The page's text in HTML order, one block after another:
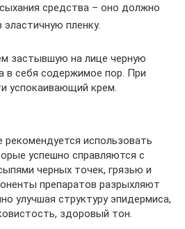
средства – оно должно
эластичную пленку.
застывшую на лице черную
в себя содержимое пор. При
успокаивающий крем.
использовать
успешно справляются с
черных точек, грязью и
препаратов разрыхляют
улучшая структуру эпидермиса,
здоровый тон.